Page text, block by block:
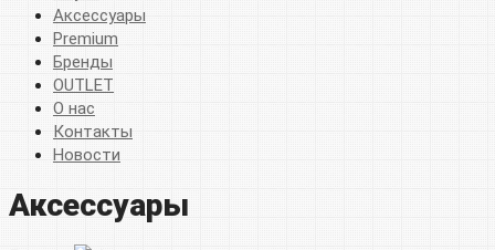
Аксессуары
Premium
Бренды
OUTLET
О нас
Контакты
Новости
Аксессуары